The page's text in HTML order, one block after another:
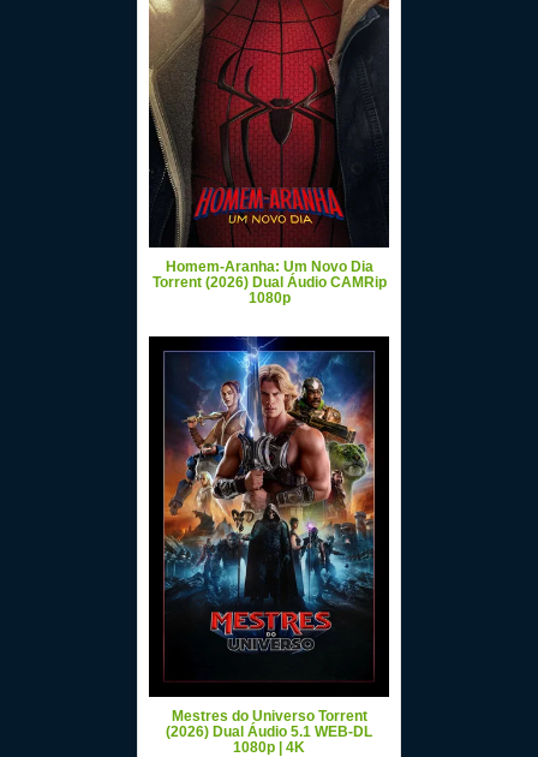
Homem-Aranha: Um Novo Dia
Torrent (2026) Dual Áudio CAMRip
1080p
Mestres do Universo Torrent
(2026) Dual Áudio 5.1 WEB-DL
1080p | 4K